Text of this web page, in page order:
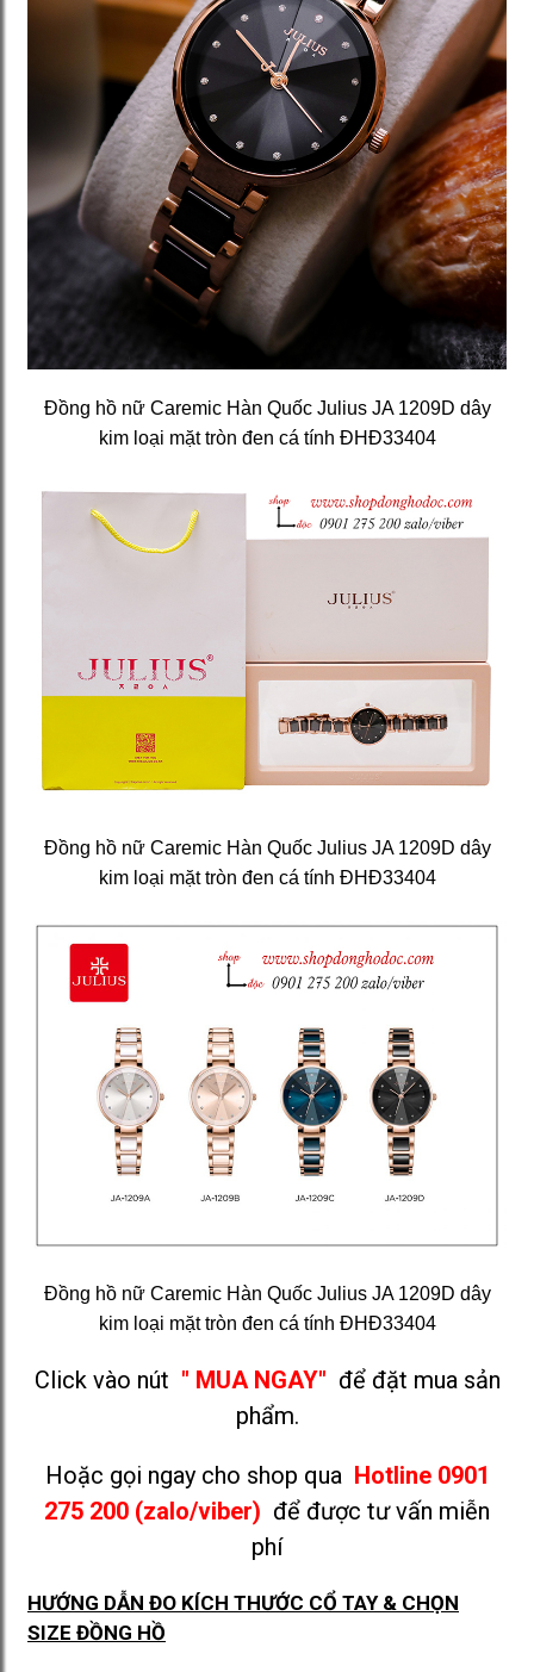
Đồng hồ nữ Caremic Hàn Quốc Julius JA 1209D dây
kim loại mặt tròn đen cá tính ĐHĐ33404
Đồng hồ nữ Caremic Hàn Quốc Julius JA 1209D dây
kim loại mặt tròn đen cá tính ĐHĐ33404
Đồng hồ nữ Caremic Hàn Quốc Julius JA 1209D dây
kim loại mặt tròn đen cá tính ĐHĐ33404
Click vào nút " MUA NGAY" để đặt mua sản
phẩm.
Hoặc gọi ngay cho shop qua Hotline 0901
275 200 (zalo/viber) để được tư vấn miễn
phí
HƯỚNG DẪN ĐO KÍCH THƯỚC CỔ TAY & CHỌN
SIZE ĐỒNG HỒ